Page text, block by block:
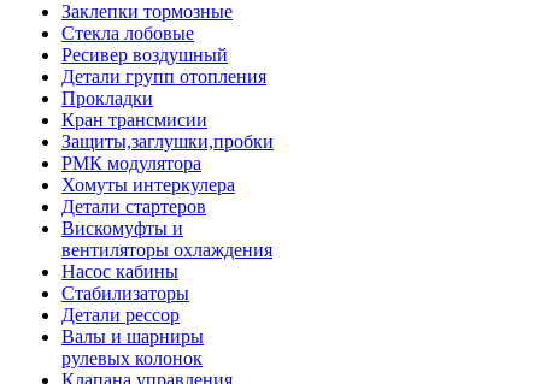
Заклепки тормозные
Стекла лобовые
Ресивер воздушный
Детали групп отопления
Прокладки
Кран трансмисии
Защиты,заглушки,пробки
РМК модулятора
Хомуты интеркулера
Детали стартеров
Вискомуфты и
вентиляторы охлаждения
Насос кабины
Стабилизаторы
Детали рессор
Валы и шарниры
рулевых колонок
Клапана управления